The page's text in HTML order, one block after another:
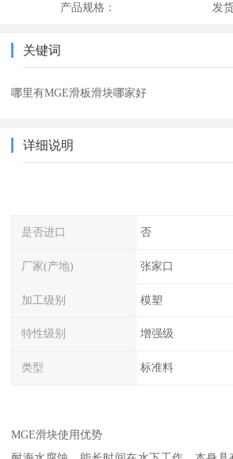
产品规格： 发
关键词
哪里有MGE滑板滑块哪家好
详细说明
是否进口 否
厂家(产地) 张家口
加工级别 模塑
特性级别 增强级
类型 标准料
MGE滑块使用优势